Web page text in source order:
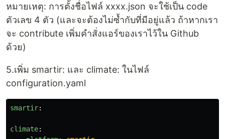
หมายเหตุ: การตั้งชื่อไฟล์ xxxx.json จะใช้เป็น code
ตัวเลข 4 ตัว (และจะต้องไม่ซ้ำกับที่มีอยู่แล้ว ถ้าหากเรา
จะ contribute เพิ่มคำสั่งแอร์ของเราไว้ใน Github
ด้วย)
5.เพิ่ม smartir: และ climate: ในไฟล์
configuration.yaml
smartir:
climate: